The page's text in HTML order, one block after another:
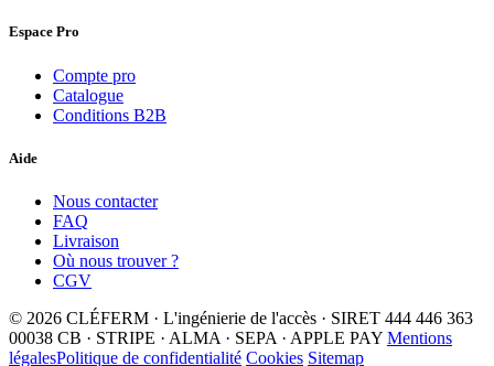
Espace Pro
Compte pro
Catalogue
Conditions B2B
Aide
Nous contacter
FAQ
Livraison
Où nous trouver ?
CGV
© 2026 CLÉFERM · L'ingénierie de l'accès · SIRET 444 446 363
00038 CB · STRIPE · ALMA · SEPA · APPLE PAY Mentions
légalesPolitique de confidentialité Cookies Sitemap